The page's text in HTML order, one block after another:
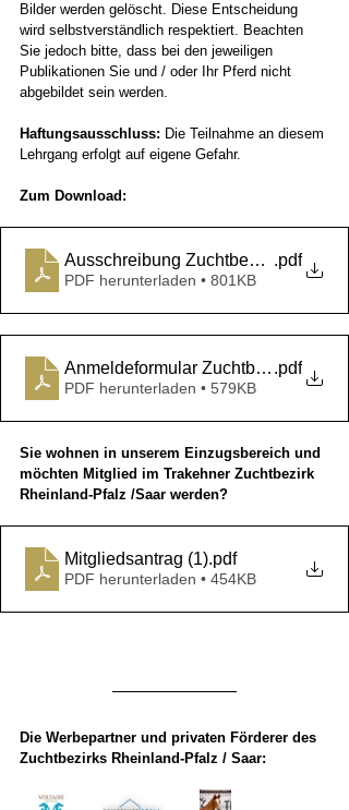
Bilder werden gelöscht. Diese Entscheidung
wird selbstverständlich respektiert. Beachten
Sie jedoch bitte, dass bei den jeweiligen
Publikationen Sie und / oder Ihr Pferd nicht
abgebildet sein werden.
Haftungsausschluss: Die Teilnahme an diesem
Lehrgang erfolgt auf eigene Gefahr.
Zum Download:
Ausschreibung .pdf
PDF herunterladen • 801KB
Anmeldeformular .pdf
PDF herunterladen • 579KB
Sie wohnen in unserem Einzugsbereich und
möchten Mitglied im Trakehner Zuchtbezirk
Rheinland-Pfalz /Saar werden?
Mitgliedsantrag (1).pdf
PDF herunterladen • 454KB
Die Werbepartner und privaten Förderer des
Zuchtbezirks Rheinland-Pfalz / Saar: